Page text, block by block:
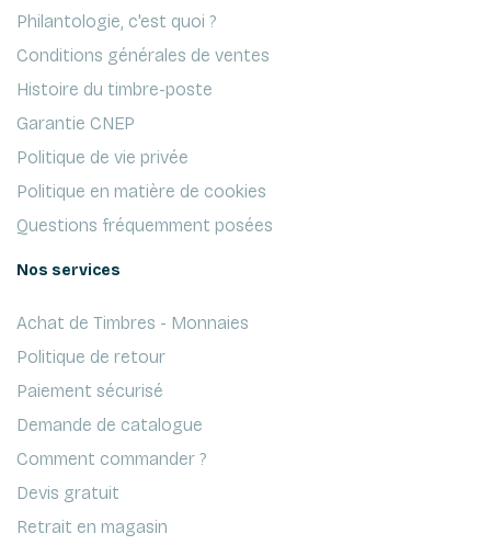
Philantologie, c'est quoi ?
Conditions générales de ventes
Histoire du timbre-poste
Garantie CNEP
Politique de vie privée
Politique en matière de cookies
Questions fréquemment posées
Nos services
Achat de Timbres - Monnaies
Politique de retour
Paiement sécurisé
Demande de catalogue
Comment commander ?
Devis gratuit
Retrait en magasin